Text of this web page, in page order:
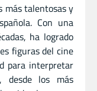
más talentosas y
Con una
ha logrado
figuras del cine
para interpretar
desde los más